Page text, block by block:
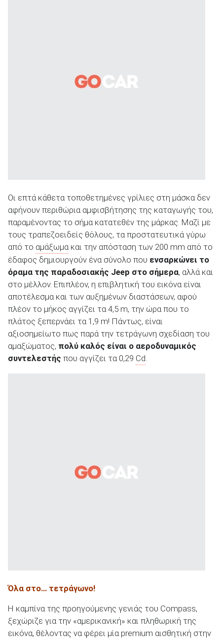
Οι επτά κάθετα τοποθετημένες γρίλιες στη μάσκα δεν
αφήνουν περιθώρια αμφισβήτησης της καταγωγής του,
παραμένοντας το σήμα κατατεθέν της μάρκας. Μαζί με
τους τραπεζοειδείς θόλους, τα προστατευτικά γύρω
από το αμάξωμακαι την απόσταση των 200 mm από το
έδαφος δημιουργούν ένα σύνολο που ενσαρκώνει το
όραμα της παραδοσιακής Jeep στο σήμερα, αλλά και
στο μέλλον. Επιπλέον, η επιβλητική του εικόνα είναι
αποτέλεσμα και των αυξημένων διαστάσεων, αφού
πλέον το μήκος αγγίζει τα 4,5 m, την ώρα που το
πλάτος ξεπερνάει τα 1,9 m! Πάντως, είναι
αξιοσημείωτο πως παρά την τετράγωνη σχεδίαση του
αμαξώματος, πολύ καλός είναι ο αεροδυναμικός
συντελεστής που αγγίζει τα 0,29 Cd.
Όλα στο… τετράγωνο!
Η καμπίνα της προηγούμενης γενιάς του Compass,
ξεχώριζε για την «αμερικανική» και πληθωρική της
εικόνα, θέλοντας να φέρει μία premium αισθητική στην